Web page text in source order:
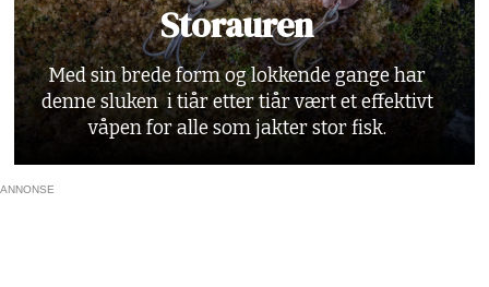
Storauren
Med sin brede form og lokkende gange har
denne sluken i tiår etter tiår vært et effektivt
våpen for alle som jakter stor fisk.
ANNONSE